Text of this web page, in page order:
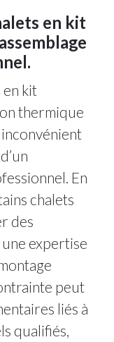
en kit
en kit
thermique
En
chalets
des
expertise
peut
liés à
qualifiés,